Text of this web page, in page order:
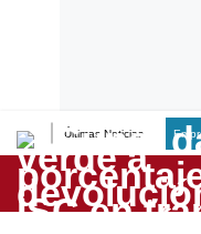
Últimas Noticias
Lo último
Peru Quiosco